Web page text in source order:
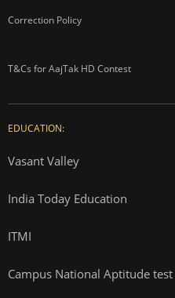
Correction Policy
T&Cs for AajTak HD Contest
EDUCATION:
Vasant Valley
India Today Education
ITMI
Campus National Aptitude test